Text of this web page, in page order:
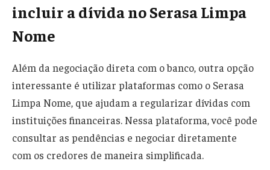
incluir a dívida no Serasa Limpa
Nome
Além da negociação direta com o banco, outra opção
interessante é utilizar plataformas como o Serasa
Limpa Nome, que ajudam a regularizar dívidas com
instituições financeiras. Nessa plataforma, você pode
consultar as pendências e negociar diretamente
com os credores de maneira simplificada.